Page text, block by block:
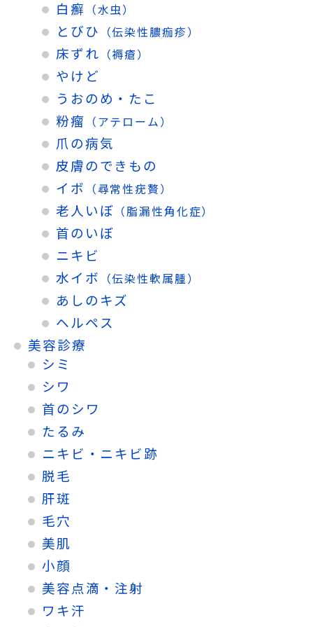
白癬 （水虫）
とびひ （伝染性膿痂疹）
床ずれ （褥瘡）
やけど
うおのめ・たこ
粉瘤
（アテローム）
爪の病気
皮膚のできもの
イボ
（尋常性疣贅）
老人いぼ （脂漏性角化症）
首のいぼ
ニキビ
水イボ
（伝染性軟属腫）
あしのキズ
ヘルペス
美容診療
シミ
シワ
首のシワ
たるみ
ニキビ・ニキビ跡
脱毛
肝斑
毛穴
美肌
小顔
美容点滴・注射
ワキ汗